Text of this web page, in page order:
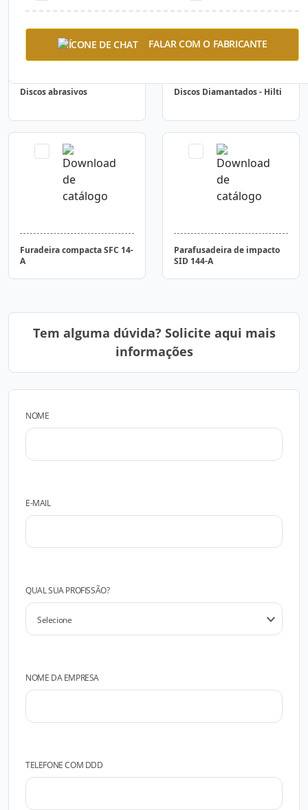
FALAR COM O FABRICANTE
Discos abrasivos Discos Diamantados - Hilti
Furadeira compacta SFC 14-
A
Parafusadeira de impacto
SID 144-A
Tem alguma dúvida? Solicite aqui mais
informações
NOME
E-MAIL
QUAL SUA PROFISSÃO?
NOME DA EMPRESA
TELEFONE COM DDD